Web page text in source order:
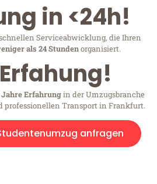
in <24h!
Serviceabwicklung, die Ihren
als 24 Stundenorganisiert.
Jahre Erfahrungin der Umzugsbranche
professionellen Transport in Frankfurt.
anfragen